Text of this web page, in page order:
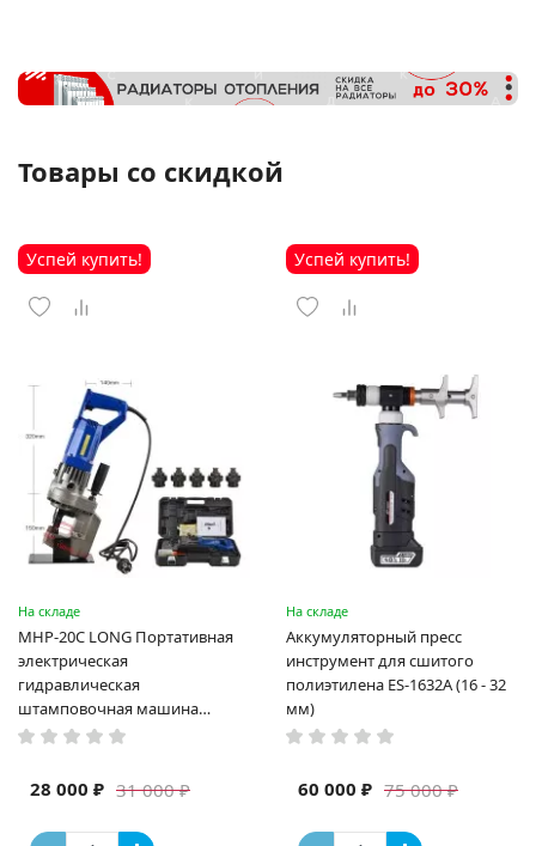
Товары со скидкой
Успей купить!
На складе
MHP-20C LONG Портативная
электрическая
гидравлическая
штамповочная машина
высокая мощность и мощный
машина
31 000 ₽
28 000 ₽
Успей купить!
На складе
Аккумуляторный пресс
инструмент для сшитого
полиэтилена ES-1632A (16 - 32
мм)
75 000 ₽
60 000 ₽